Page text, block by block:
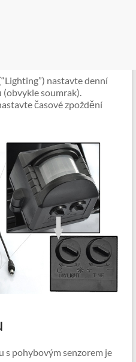
nastavte denní
soumrak).
časové zpoždění
s pohybovým senzorem je